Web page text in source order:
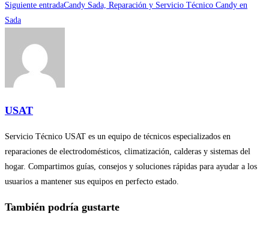
artículos
Siguiente entradaCandy Sada, Reparación y Servicio Técnico Candy en
Sada
USAT
Servicio Técnico USAT es un equipo de técnicos especializados en
reparaciones de electrodomésticos, climatización, calderas y sistemas del
hogar. Compartimos guías, consejos y soluciones rápidas para ayudar a los
usuarios a mantener sus equipos en perfecto estado.
También podría gustarte